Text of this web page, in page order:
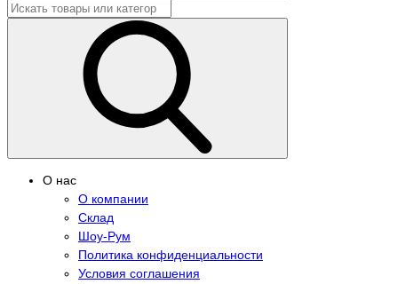
О нас
О компании
Склад
Шоу-Рум
Политика конфиденциальности
Условия соглашения